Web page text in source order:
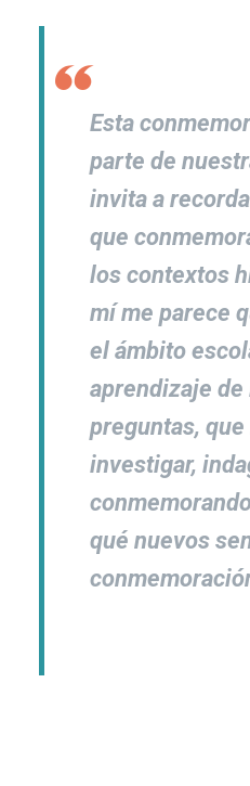
Esta
parte de
invita a
que
los contextos
mí me parece
el ámbito
aprendizaje de
preguntas,
investigar,
qué nuevos